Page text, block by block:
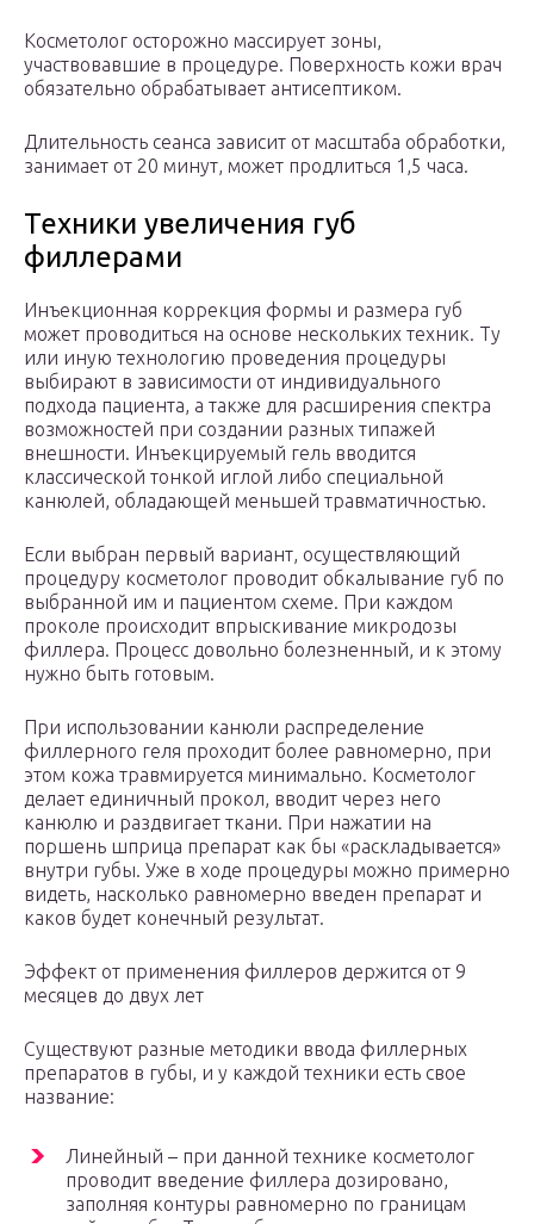
Косметолог осторожно массирует зоны,
участвовавшие в процедуре. Поверхность кожи врач
обязательно обрабатывает антисептиком.
Длительность сеанса зависит от масштаба обработки,
занимает от 20 минут, может продлиться 1,5 часа.
Техники увеличения губ
филлерами
Инъекционная коррекция формы и размера губ
может проводиться на основе нескольких техник. Ту
или иную технологию проведения процедуры
выбирают в зависимости от индивидуального
подхода пациента, а также для расширения спектра
возможностей при создании разных типажей
внешности. Инъекцируемый гель вводится
классической тонкой иглой либо специальной
канюлей, обладающей меньшей травматичностью.
Если выбран первый вариант, осуществляющий
процедуру косметолог проводит обкалывание губ по
выбранной им и пациентом схеме. При каждом
проколе происходит впрыскивание микродозы
филлера. Процесс довольно болезненный, и к этому
нужно быть готовым.
При использовании канюли распределение
филлерного геля проходит более равномерно, при
этом кожа травмируется минимально. Косметолог
делает единичный прокол, вводит через него
канюлю и раздвигает ткани. При нажатии на
поршень шприца препарат как бы «раскладывается»
внутри губы. Уже в ходе процедуры можно примерно
видеть, насколько равномерно введен препарат и
каков будет конечный результат.
Эффект от применения филлеров держится от 9
месяцев до двух лет
Существуют разные методики ввода филлерных
препаратов в губы, и у каждой техники есть свое
название:
Линейный – при данной технике косметолог
проводит введение филлера дозировано,
заполняя контуры равномерно по границам